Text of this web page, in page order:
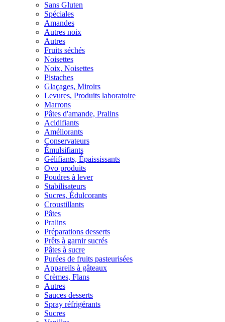
Sans Gluten
Spéciales
Amandes
Autres noix
Autres
Fruits séchés
Noisettes
Noix, Noisettes
Pistaches
Glaçages, Miroirs
Levures, Produits laboratoire
Marrons
Pâtes d'amande, Pralins
Acidifiants
Améliorants
Conservateurs
Émulsifiants
Gélifiants, Épaississants
Ovo produits
Poudres à lever
Stabilisateurs
Sucres, Édulcorants
Croustillants
Pâtes
Pralins
Préparations desserts
Prêts à garnir sucrés
Pâtes à sucre
Purées de fruits pasteurisées
Appareils à gâteaux
Crèmes, Flans
Autres
Sauces desserts
Spray réfrigérants
Sucres